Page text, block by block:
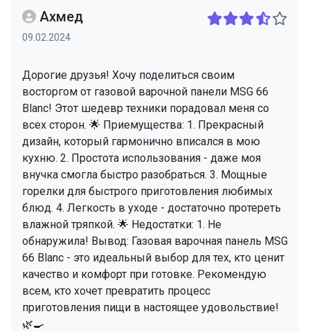
Ахмед
09.02.2024
Дорогие друзья! Хочу поделиться своим
восторгом от газовой варочной панели MSG 66
Blanc! Этот шедевр техники порадовал меня со
всех сторон. 🌟 Приемущества: 1. Прекрасный
дизайн, который гармонично вписался в мою
кухню. 2. Простота использования - даже моя
внучка смогла быстро разобраться. 3. Мощные
горелки для быстрого приготовления любимых
блюд. 4. Легкость в уходе - достаточно протереть
влажной тряпкой. 🌟 Недостатки: 1. Не
обнаружила! Вывод: Газовая варочная панель MSG
66 Blanc - это идеальный выбор для тех, кто ценит
качество и комфорт при готовке. Рекомендую
всем, кто хочет превратить процесс
приготовления пищи в настоящее удовольствие!
🌿🍳